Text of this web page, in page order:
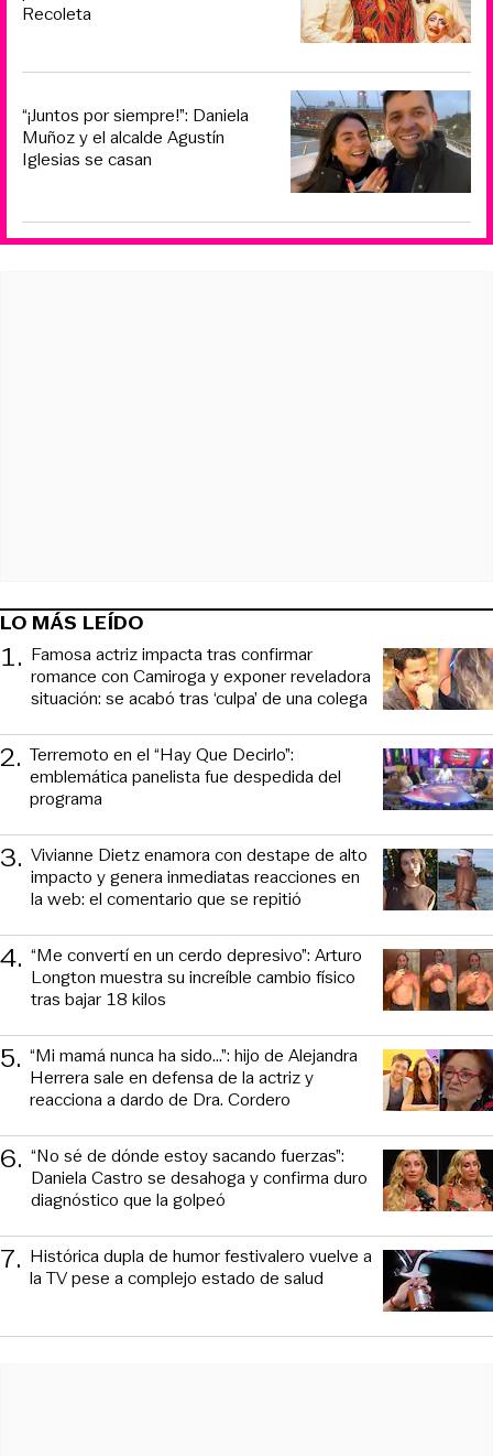
Recoleta
“¡Juntos por siempre!”: Daniela
Muñoz y el alcalde Agustín
Iglesias se casan
LO MÁS LEÍDO
1. Famosa actriz impacta tras confirmar
romance con Camiroga y exponer reveladora
situación: se acabó tras ‘culpa’ de una colega
2. Terremoto en el “Hay Que Decirlo”:
emblemática panelista fue despedida del
programa
3. Vivianne Dietz enamora con destape de alto
impacto y genera inmediatas reacciones en
la web: el comentario que se repitió
4. “Me convertí en un cerdo depresivo”: Arturo
Longton muestra su increíble cambio físico
tras bajar 18 kilos
5. “Mi mamá nunca ha sido...”: hijo de Alejandra
Herrera sale en defensa de la actriz y
reacciona a dardo de Dra. Cordero
6. “No sé de dónde estoy sacando fuerzas”:
Daniela Castro se desahoga y confirma duro
diagnóstico que la golpeó
7. Histórica dupla de humor festivalero vuelve a
la TV pese a complejo estado de salud